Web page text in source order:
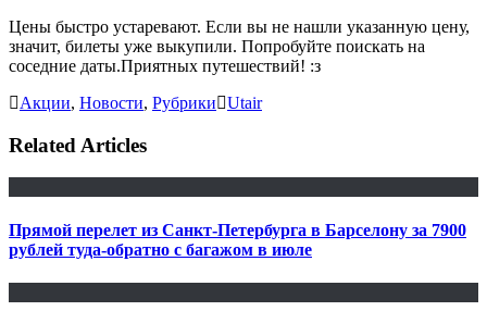
Цены быстро устаревают. Если вы не нашли указанную цену,
значит, билеты уже выкупили. Попробуйте поискать на
соседние даты.Приятных путешествий! :з
Акции, Новости, Рубрики Utair
Related Articles
Прямой перелет из Санкт-Петербурга в Барселону за 7900
рублей туда-обратно с багажом в июле